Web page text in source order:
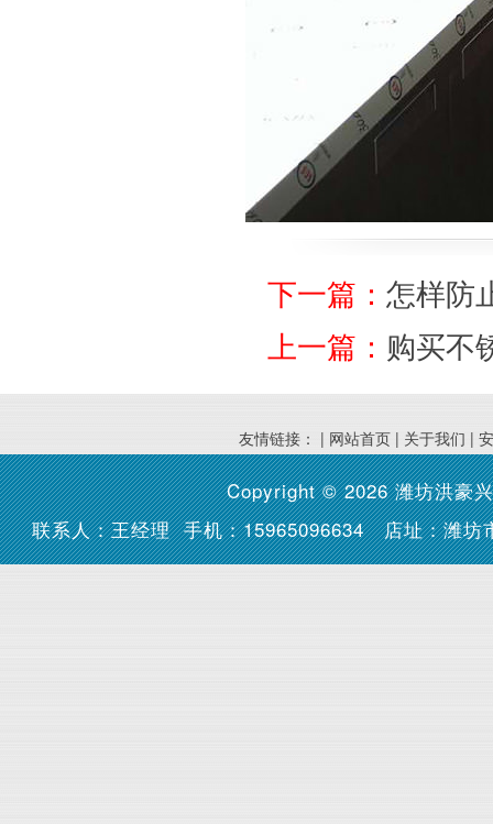
下一篇： 怎样防
上一篇： 购买不
友情链接： | 网站首页 | 关于我们 |
Copyright © 2026潍坊洪豪
联系人：王经理 手机：15965096634 店址：潍